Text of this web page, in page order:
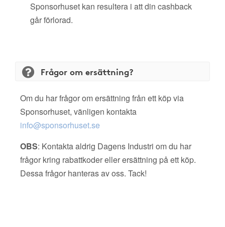
Sponsorhuset kan resultera i att din cashback
går förlorad.
Frågor om ersättning?
Om du har frågor om ersättning från ett köp via
Sponsorhuset, vänligen kontakta
info@sponsorhuset.se
OBS: Kontakta aldrig Dagens Industri om du har
frågor kring rabattkoder eller ersättning på ett köp.
Dessa frågor hanteras av oss. Tack!